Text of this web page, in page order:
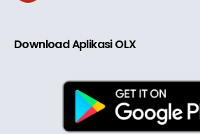
Download Aplikasi OLX